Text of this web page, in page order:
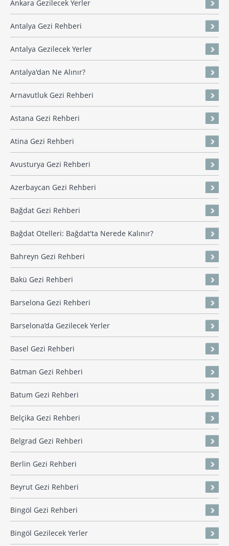
Ankara Gezilecek Yerler
Antalya Gezi Rehberi
Antalya Gezilecek Yerler
Antalya'dan Ne Alınır?
Arnavutluk Gezi Rehberi
Astana Gezi Rehberi
Atina Gezi Rehberi
Avusturya Gezi Rehberi
Azerbaycan Gezi Rehberi
Bağdat Gezi Rehberi
Bağdat Otelleri: Bağdat'ta Nerede Kalınır?
Bahreyn Gezi Rehberi
Bakü Gezi Rehberi
Barselona Gezi Rehberi
Barselona’da Gezilecek Yerler
Basel Gezi Rehberi
Batman Gezi Rehberi
Batum Gezi Rehberi
Belçika Gezi Rehberi
Belgrad Gezi Rehberi
Berlin Gezi Rehberi
Beyrut Gezi Rehberi
Bingöl Gezi Rehberi
Bingöl Gezilecek Yerler